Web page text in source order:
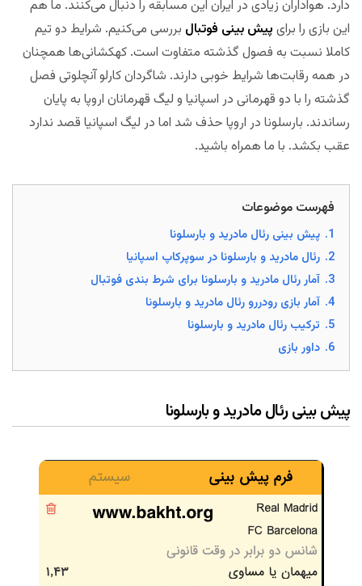
دارد. هواداران زیادی در ایران این مسابقه را دنبال می‌کنند. ما هم
این بازی را برای پیش بینی فوتبال بررسی می‌کنیم. شرایط دو تیم
کاملا نسبت به فصول گذشته متفاوت است. کهکشانی‌ها همچنان
در همه رقابت‌ها شرایط خوبی دارند. شاگردان کارلو آنچلوتی فصل
گذشته را با دو قهرمانی در اسپانیا و لیگ قهرمانان اروپا به پایان
رساندند. بارسلونا در اروپا حذف شد اما در لیگ اسپانیا قصد ندارد
عقب بکشد. با ما همراه باشید.
فهرست موضوعات
1. پیش بینی رئال مادرید و بارسلونا
2. رئال مادرید و بارسلونا در سوپرکاپ اسپانیا
3. آمار رئال مادرید و بارسلونا برای شرط بندی فوتبال
4. آمار بازی رودررو رئال مادرید و بارسلونا
5. ترکیب رئال مادرید و بارسلونا
6. داور بازی
پیش بینی رئال مادرید و بارسلونا